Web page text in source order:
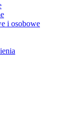
i osobowe